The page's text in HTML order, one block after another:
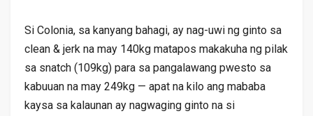
Si Colonia, sa kanyang bahagi, ay nag-uwi ng ginto sa
clean & jerk na may 140kg matapos makakuha ng pilak
sa snatch (109kg) para sa pangalawang pwesto sa
kabuuan na may 249kg — apat na kilo ang mababa
kaysa sa kalaunan ay nagwaging ginto na si